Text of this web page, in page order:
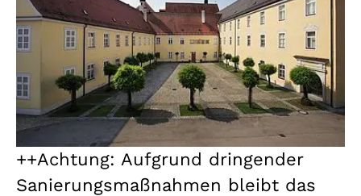
++Achtung: Aufgrund dringender
Sanierungsmaßnahmen bleibt das